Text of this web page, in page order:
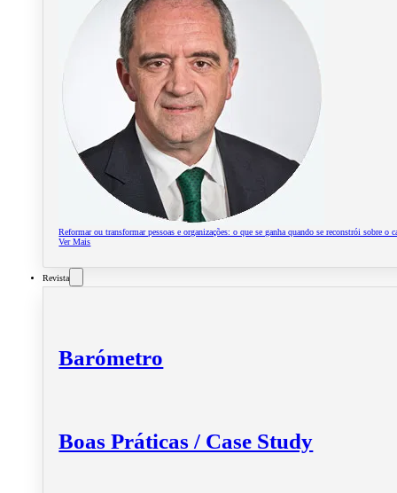
Reformar ou transformar pessoas e organizações: o que se ganha quando se reconstrói sobre o
Ver Mais
Revista
Barómetro
Boas Práticas / Case Study